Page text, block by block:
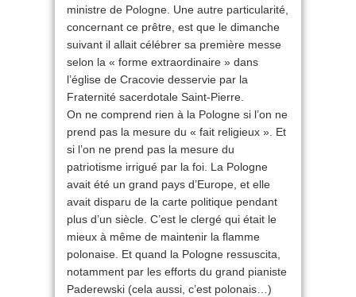
ministre de Pologne. Une autre particularité,
concernant ce prêtre, est que le dimanche
suivant il allait célébrer sa première messe
selon la « forme extraordinaire » dans
l’église de Cracovie desservie par la
Fraternité sacerdotale Saint-Pierre.
On ne comprend rien à la Pologne si l’on ne
prend pas la mesure du « fait religieux ». Et
si l’on ne prend pas la mesure du
patriotisme irrigué par la foi. La Pologne
avait été un grand pays d’Europe, et elle
avait disparu de la carte politique pendant
plus d’un siècle. C’est le clergé qui était le
mieux à même de maintenir la flamme
polonaise. Et quand la Pologne ressuscita,
notamment par les efforts du grand pianiste
Paderewski (cela aussi, c’est polonais…)